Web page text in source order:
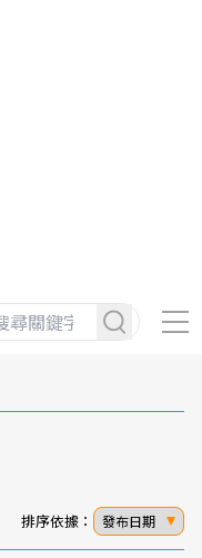
排序依據： 發布日期